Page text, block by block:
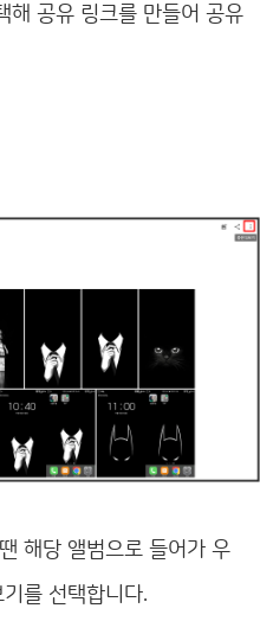
해 공유 링크를 만들어 공유
해당 앨범으로 들어가 우
를 선택합니다.